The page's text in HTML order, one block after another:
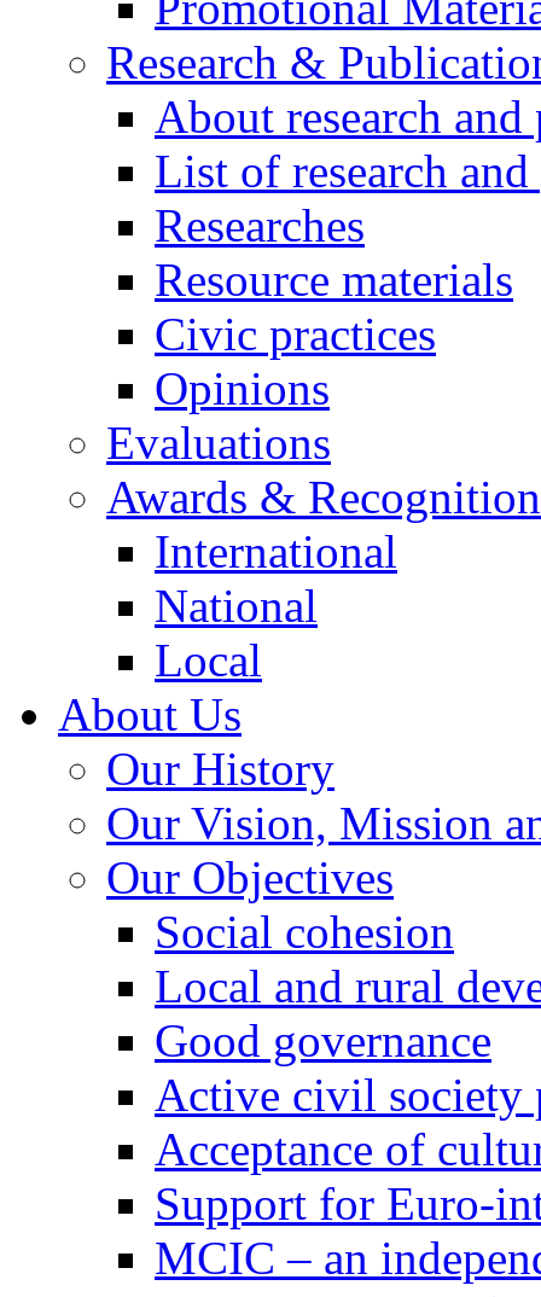
Research &
About research
List of research
Researches
Resource materials
Civic practices
Opinions
Evaluations
Awards &
International
National
Local
About Us
Our History
Our Vision, Mission
Our Objectives
Social cohesion
Local and rural
Good governance
Active civil society
Acceptance of
Support for Euro-
MCIC – an